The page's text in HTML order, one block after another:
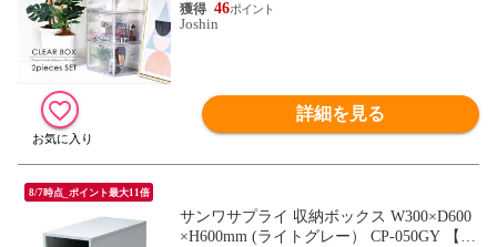
46
Joshin
詳細を見る
8/7時点_ポイント最大11倍
サンワサプライ 収納ボックス W300×D600
×H600mm (ライトグレー） CP-050GY 【返